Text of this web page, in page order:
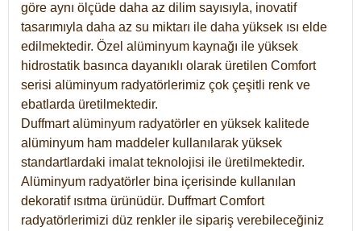
göre aynı ölçüde daha az dilim sayısıyla, inovatif
tasarımıyla daha az su miktarı ile daha yüksek ısı elde
edilmektedir. Özel alüminyum kaynağı ile yüksek
hidrostatik basınca dayanıklı olarak üretilen Comfort
serisi alüminyum radyatörlerimiz çok çeşitli renk ve
ebatlarda üretilmektedir.
Duffmart alüminyum radyatörler en yüksek kalitede
alüminyum ham maddeler kullanılarak yüksek
standartlardaki imalat teknolojisi ile üretilmektedir.
Alüminyum radyatörler bina içerisinde kullanılan
dekoratif ısıtma ürünüdür. Duffmart Comfort
radyatörlerimizi düz renkler ile sipariş verebileceğiniz